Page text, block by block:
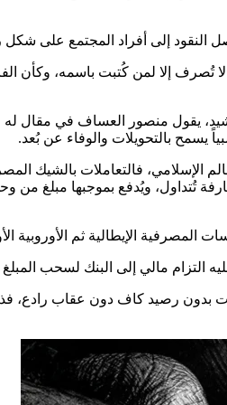
إلى أفراد المجتمع على شكل
لا تُصرف إلا لمن كُتبت باسمه، وكأن
يقول منصور العساف في مقال
بالتحويلات والوفاء عن بُعد.
الإسلامي، فالتعاملات بالشيك
تُتداول، ويُدفع بموجبها مبلغ من
التزام مالي إلى البنك لسحب
بدون رصيد كاف دون عقاب رادع،